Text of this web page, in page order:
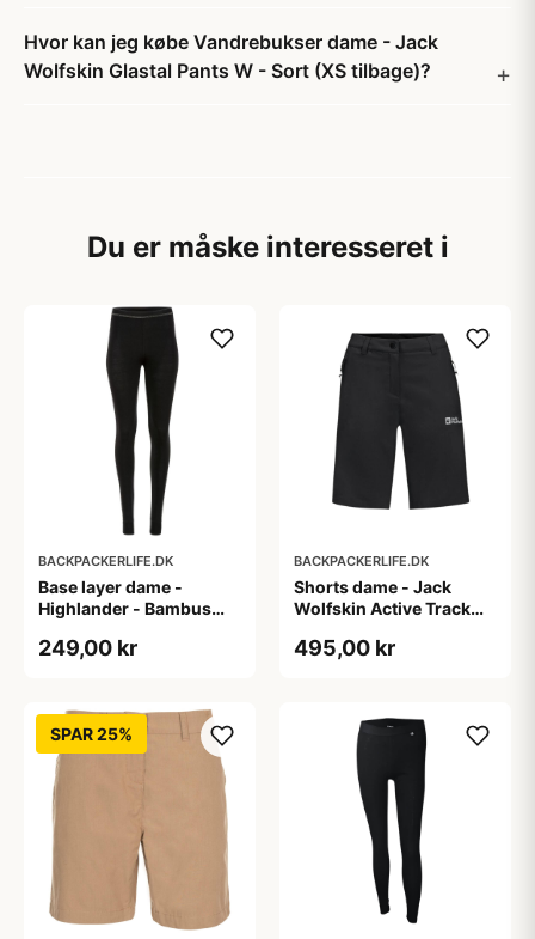
Hvor kan jeg købe Vandrebukser dame - Jack
Wolfskin Glastal Pants W - Sort (XS tilbage)?
Du er måske interesseret i
BACKPACKERLIFE.DK
Base layer dame -
Highlander - Bambus
249,00 kr
BACKPACKERLIFE.DK
Shorts dame - Jack
Wolfskin Active Track
495,00 kr
SPAR 25%